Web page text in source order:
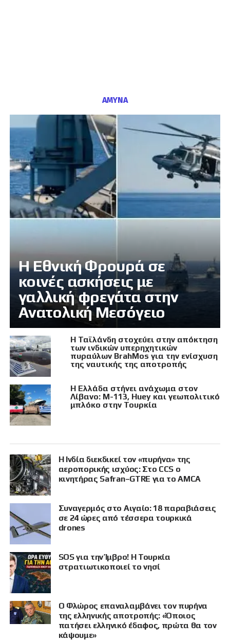
ΑΜΥΝΑ
Η Εθνική Φρουρά σε
κοινές ασκήσεις με
γαλλική φρεγάτα στην
Ανατολική Μεσόγειο
Η Ταϊλάνδη στοχεύει στην απόκτηση
των ινδικών υπερηχητικών
πυραύλων BrahMos για την ενίσχυση
της ναυτικής της αποτροπής
Η Ελλάδα στήνει ανάχωμα στον
Λίβανο: M-113, Huey και γεωπολιτικό
μπλόκο στην Τουρκία
Η Ινδία διεκδικεί τον «πυρήνα» της
αεροπορικής ισχύος: Στο CCS ο
κινητήρας Safran–GTRE για το AMCA
Συναγερμός στο Αιγαίο: 18 παραβιάσεις
σε 24 ώρες από τέσσερα τουρκικά
drones
SOS για την Ίμβρο! Η Τουρκία
στρατιωτικοποιεί το νησί
Ο Φλώρος επαναλαμβάνει τον πυρήνα
της ελληνικής αποτροπής: «Όποιος
πατήσει ελληνικό έδαφος, πρώτα θα τον
κάψουμε»